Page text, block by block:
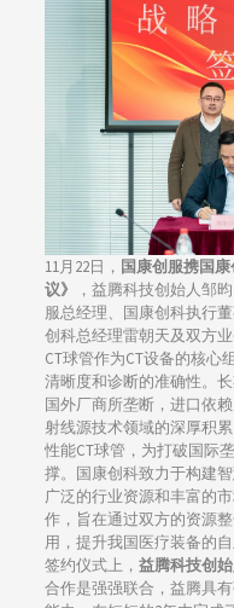
11月22日， 国康创服携国
议》
，益腾科技创始人邹
服总经理、国康创科执行
创科总经理雷朝天及双方业
CT球管作为CT设备的核心
清晰度和诊断的准确性。
国外厂商所垄断，进口依
射线源技术领域的深厚积
性能CT球管，为打破国际
撑。国康创科致力于构建
广泛的行业资源和丰富的
作，旨在通过双方的资源
用，提升我国医疗装备的自
签约仪式上， 益腾科技创
合作是强强联合，益腾具